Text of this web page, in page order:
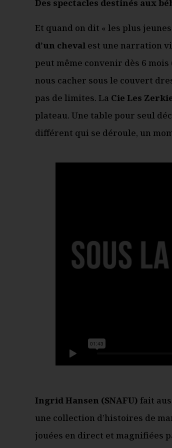
Des spectacles destinés aux
Et quand on dit « les plus
d’un cheval est une narration
peut même convenir dès 6
nous cacher sous le couvert
pas de limites. La Cie Les
plateau. Une table pour seul
différent qui se déroule, un
Ingrid Hansen (SNAFU) fait
une collection d’histoires de
jouées en direct et magnifiées